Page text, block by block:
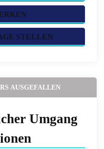
STELLEN
AUSGEFALLEN
Umgang